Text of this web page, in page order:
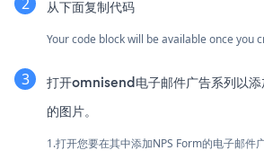
从下面复制代码
Your code block will be available once you
打开omnisend电子邮件广告系列以
的图片。
1.打开您要在其中添加NPS Form的电子邮件